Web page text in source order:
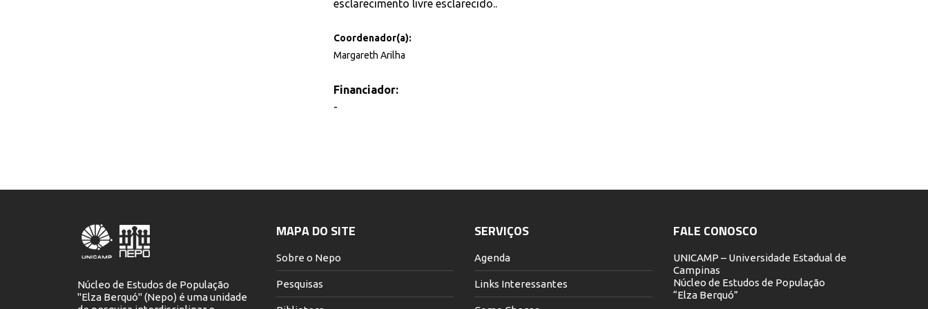
esclarecimento livre esclarecido..
Coordenador(a):
Margareth Arilha
Financiador:
-
Núcleo de Estudos de População
"Elza Berquó" (Nepo) é uma unidade
MAPA DO SITE
Sobre o Nepo
Pesquisas
SERVIÇOS
Agenda
Links Interessantes
FALE CONOSCO
UNICAMP – Universidade Estadual de
Campinas
Núcleo de Estudos de População
“Elza Berquó”